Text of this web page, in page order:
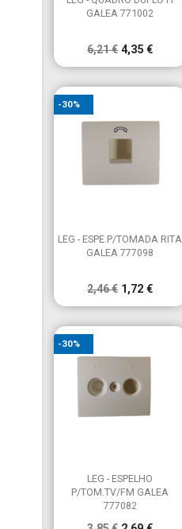
GALEA 771002
6,21 € 4,35 €
 Vista rápida
LEG - ESPE.P/TOMADA RITA
GALEA 777098
2,46 € 1,72 €
-30%
 Vista rápida
LEG - ESPELHO
P/TOM.TV/FM GALEA
777082
-30%